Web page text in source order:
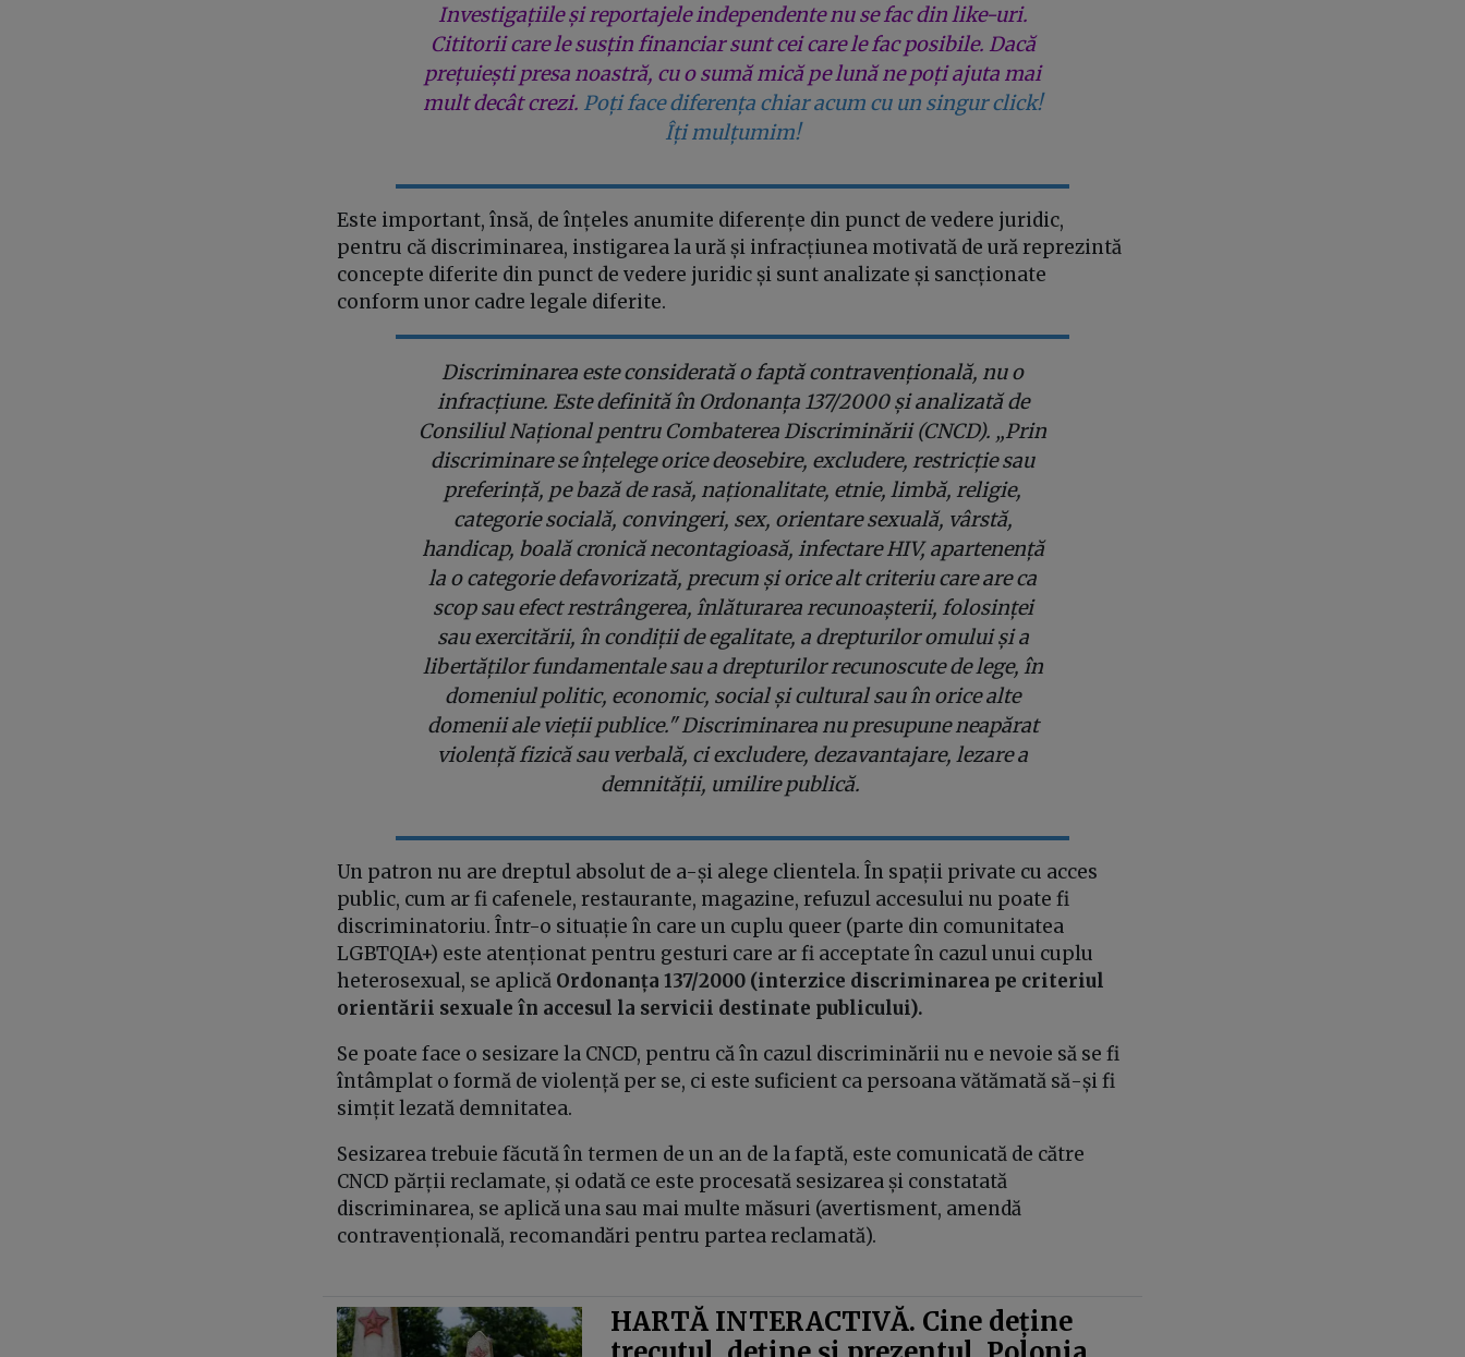
Investigațiile și reportajele independente nu se fac din like-uri.
Cititorii care le susțin financiar sunt cei care le fac posibile. Dacă
prețuiești presa noastră, cu o sumă mică pe lună ne poți ajuta mai
mult decât crezi. Poți face diferența chiar acum cu un singur click!
Îți mulțumim!
Este important, însă, de înțeles anumite diferențe din punct de vedere juridic,
pentru că discriminarea, instigarea la ură și infracțiunea motivată de ură reprezintă
concepte diferite din punct de vedere juridic și sunt analizate și sancționate
conform unor cadre legale diferite.
Discriminarea este considerată o faptă contravențională, nu o
infracțiune. Este definită în Ordonanța 137/2000 și analizată de
Consiliul Național pentru Combaterea Discriminării (CNCD). „Prin
discriminare se înțelege orice deosebire, excludere, restricție sau
preferință, pe bază de rasă, naționalitate, etnie, limbă, religie,
categorie socială, convingeri, sex, orientare sexuală, vârstă,
handicap, boală cronică necontagioasă, infectare HIV, apartenență
la o categorie defavorizată, precum și orice alt criteriu care are ca
scop sau efect restrângerea, înlăturarea recunoașterii, folosinței
sau exercitării, în condiții de egalitate, a drepturilor omului și a
libertăților fundamentale sau a drepturilor recunoscute de lege, în
domeniul politic, economic, social și cultural sau în orice alte
domenii ale vieții publice." Discriminarea nu presupune neapărat
violență fizică sau verbală, ci excludere, dezavantajare, lezare a
demnității, umilire publică.
Un patron nu are dreptul absolut de a-și alege clientela. În spații private cu acces
public, cum ar fi cafenele, restaurante, magazine, refuzul accesului nu poate fi
discriminatoriu. Într-o situație în care un cuplu queer (parte din comunitatea
LGBTQIA+) este atenționat pentru gesturi care ar fi acceptate în cazul unui cuplu
heterosexual, se aplică Ordonanța 137/2000 (interzice discriminarea pe criteriul
orientării sexuale în accesul la servicii destinate publicului).
Se poate face o sesizare la CNCD, pentru că în cazul discriminării nu e nevoie să se fi
întâmplat o formă de violență per se, ci este suficient ca persoana vătămată să-și fi
simțit lezată demnitatea.
Sesizarea trebuie făcută în termen de un an de la faptă, este comunicată de către
CNCD părții reclamate, și odată ce este procesată sesizarea și constatată
discriminarea, se aplică una sau mai multe măsuri (avertisment, amendă
contravențională, recomandări pentru partea reclamată).
HARTĂ INTERACTIVĂ. Cine deține